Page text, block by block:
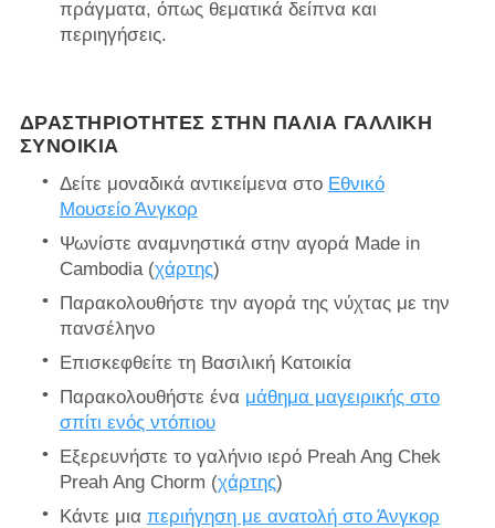
πράγματα, όπως θεματικά δείπνα και
περιηγήσεις.
ΔΡΑΣΤΗΡΙΌΤΗΤΕΣ ΣΤΗΝ ΠΑΛΙΆ ΓΑΛΛΙΚΉ
ΣΥΝΟΙΚΊΑ
Δείτε μοναδικά αντικείμενα στο Εθνικό
Μουσείο Άνγκορ
Ψωνίστε αναμνηστικά στην αγορά Made in
Cambodia (χάρτης)
Παρακολουθήστε την αγορά της νύχτας με την
πανσέληνο
Επισκεφθείτε τη Βασιλική Κατοικία
Παρακολουθήστε ένα μάθημα μαγειρικής στο
σπίτι ενός ντόπιου
Εξερευνήστε το γαλήνιο ιερό Preah Ang Chek
Preah Ang Chorm (χάρτης)
Κάντε μια περιήγηση με ανατολή στο Άνγκορ